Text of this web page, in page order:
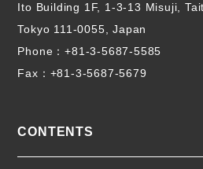
Ito Building 1F, 1-3-13 Misuji,
Tokyo 111-0055, Japan
Phone：+81-3-5687-5585
Fax：+81-3-5687-5679
CONTENTS